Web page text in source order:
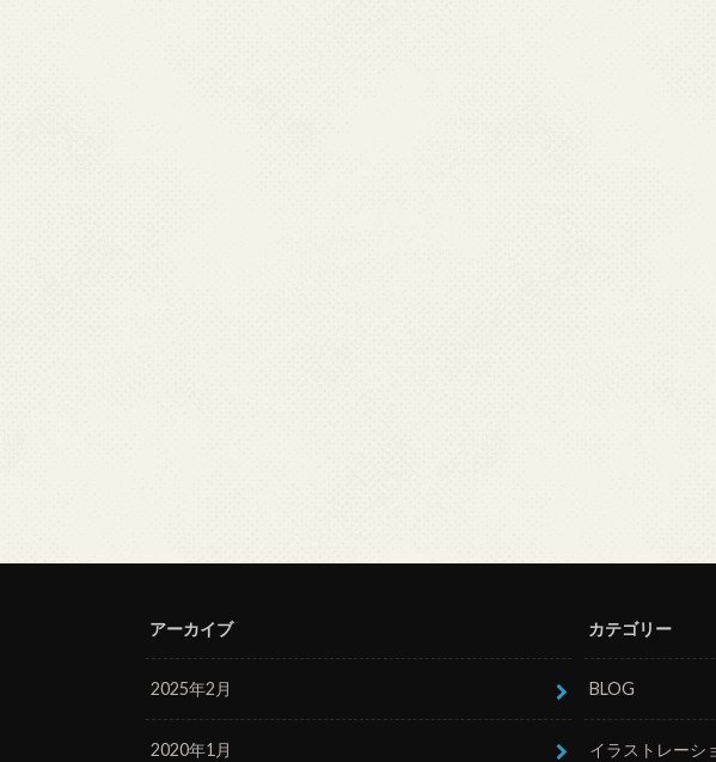
アーカイブ
2025年2月
2020年1月
カテゴリー
BLOG
イラストレーシ